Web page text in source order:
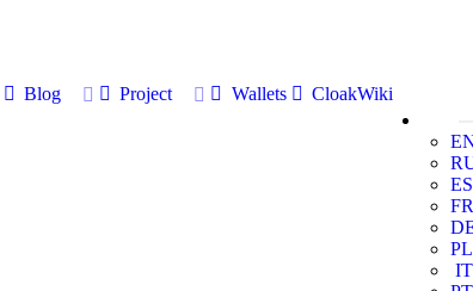
Blog Project Wallets
CloakWiki
ES
FR
PL
IT